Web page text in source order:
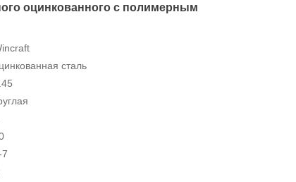
оцинкованного с полимерным
сталь
7